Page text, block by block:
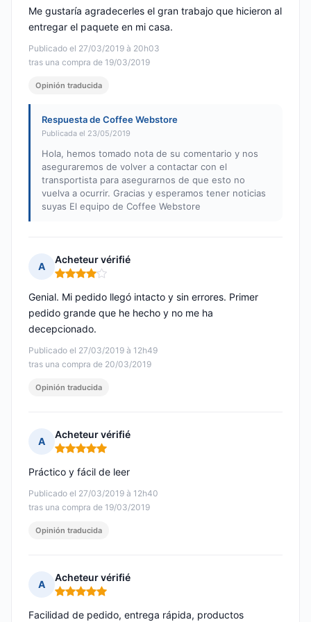
Publicado el 27/03/2019 à 20h03
tras una compra de 19/03/2019
Me gustaría agradecerles el gran trabajo que hicieron al
entregar el paquete en mi casa.
Opinión traducida
Respuesta de Coffee Webstore
Publicada el 23/05/2019
Hola, hemos tomado nota de su comentario y nos
aseguraremos de volver a contactar con el
transportista para asegurarnos de que esto no
vuelva a ocurrir. Gracias y esperamos tener noticias
suyas El equipo de Coffee Webstore
A
Acheteur vérifié
Nota: 4 de 5
Publicado el 27/03/2019 à 12h49
tras una compra de 20/03/2019
Genial. Mi pedido llegó intacto y sin errores. Primer
pedido grande que he hecho y no me ha
decepcionado.
Opinión traducida
A
Acheteur vérifié
Nota: 5 de 5
Publicado el 27/03/2019 à 12h40
tras una compra de 19/03/2019
Práctico y fácil de leer
Opinión traducida
A
Acheteur vérifié
Nota: 5 de 5
Facilidad de pedido, entrega rápida, productos